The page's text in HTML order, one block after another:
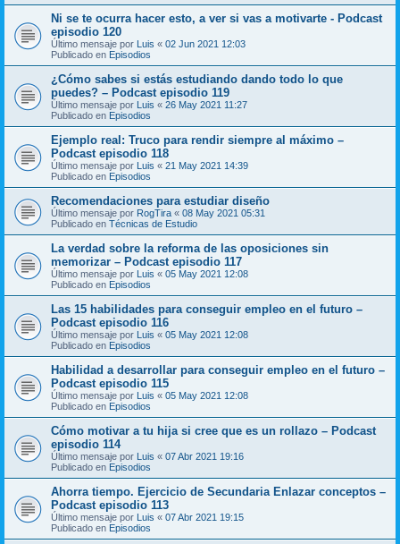
Ni se te ocurra hacer esto, a ver si vas a motivarte - Podcast
episodio 120
Último mensaje por Luis « 02 Jun 2021 12:03
Publicado en Episodios
¿Cómo sabes si estás estudiando dando todo lo que
puedes? – Podcast episodio 119
Último mensaje por Luis « 26 May 2021 11:27
Publicado en Episodios
Ejemplo real: Truco para rendir siempre al máximo –
Podcast episodio 118
Último mensaje por Luis « 21 May 2021 14:39
Publicado en Episodios
Recomendaciones para estudiar diseño
Último mensaje por RogTira « 08 May 2021 05:31
Publicado en Técnicas de Estudio
La verdad sobre la reforma de las oposiciones sin
memorizar – Podcast episodio 117
Último mensaje por Luis « 05 May 2021 12:08
Publicado en Episodios
Las 15 habilidades para conseguir empleo en el futuro –
Podcast episodio 116
Último mensaje por Luis « 05 May 2021 12:08
Publicado en Episodios
Habilidad a desarrollar para conseguir empleo en el futuro –
Podcast episodio 115
Último mensaje por Luis « 05 May 2021 12:08
Publicado en Episodios
Cómo motivar a tu hija si cree que es un rollazo – Podcast
episodio 114
Último mensaje por Luis « 07 Abr 2021 19:16
Publicado en Episodios
Ahorra tiempo. Ejercicio de Secundaria Enlazar conceptos –
Podcast episodio 113
Último mensaje por Luis « 07 Abr 2021 19:15
Publicado en Episodios